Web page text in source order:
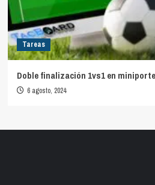
Tareas
Doble finalización 1vs1 en
6 agosto, 2024